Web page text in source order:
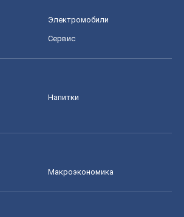
Электромобили
Сервис
Напитки
Mакроэкономика